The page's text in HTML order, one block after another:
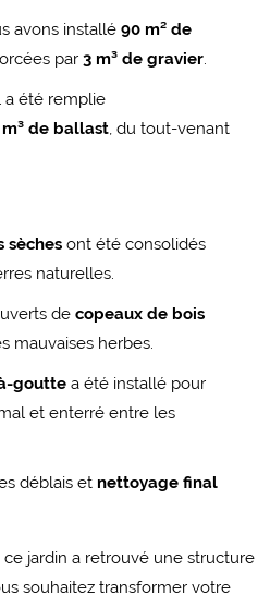
avons installé90 m² de
par3 m³ de gravier
a été remplie
m³ de ballast , du tout-venant
sèches ont été consolidés
naturelles.
decopeaux de bois
mauvaises herbes.
goutte a été installé pour
et enterré entre les
déblais et nettoyage final
jardin a retrouvé une structure
souhaitez transformer votre